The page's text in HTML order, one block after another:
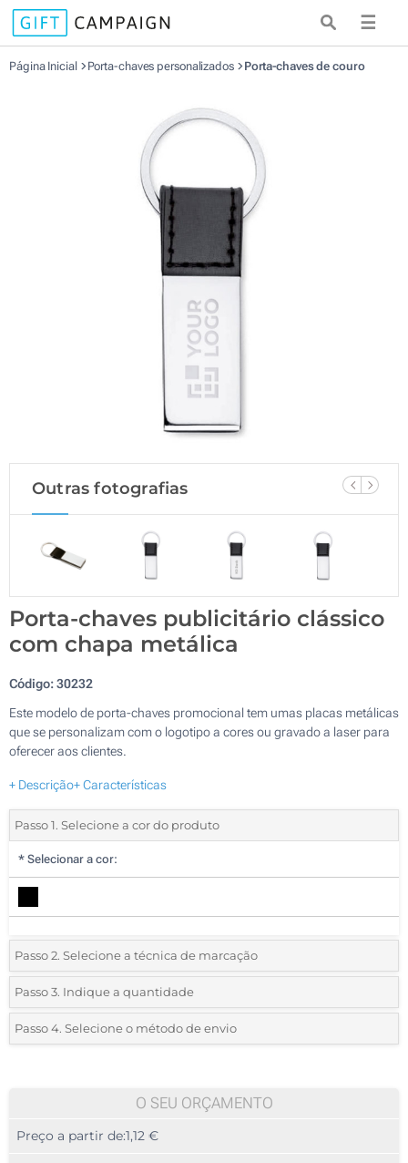
☰
Página Inicial Porta-chaves personalizados Porta-chaves de couro
Outras fotografias
Porta-chaves publicitário clássico
com chapa metálica
Código:30232
Este modelo de porta-chaves promocional tem umas placas metálicas
que se personalizam com o logotipo a cores ou gravado a laser para
oferecer aos clientes.
+ Descrição+ Características
Passo 1. Selecione a cor do produto
* Selecionar a cor:
Passo 2. Selecione a técnica de marcação
*Selecione o tipo de marcação e as cores do logotipo:
1 Cor (Num lado)
Passo 3. Indique a quantidade
*Quantidade mínima:25
50
Passo 4. Selecione o método de envio
O SEU ORÇAMENTO
Preço a partir de:1,12 €